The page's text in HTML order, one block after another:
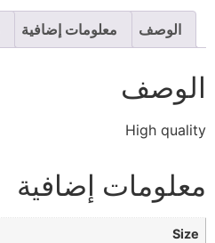
الوصف معلومات إضافية
الوصف
High quality
معلومات إضافية
Size